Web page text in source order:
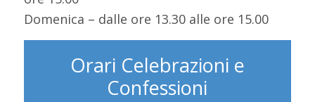
Domenica – dalle ore 13.30 alle ore 15.00
Orari Celebrazioni e
Confessioni